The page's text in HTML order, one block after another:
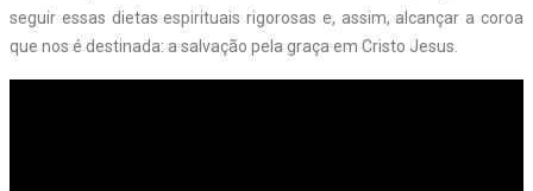
seguir essas dietas espirituais rigorosas e, assim, alcançar a coroa
que nos é destinada: a salvação pela graça em Cristo Jesus.